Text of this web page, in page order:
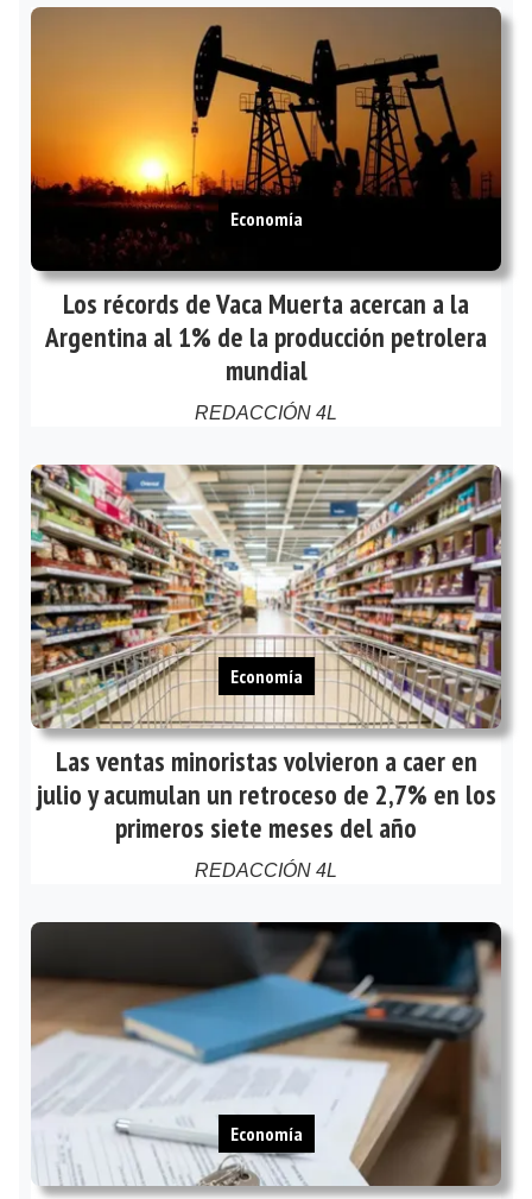
Los récords de Vaca Muerta acercan a la
Argentina al 1% de la producción petrolera
mundial
REDACCIÓN 4L
Economía
Las ventas minoristas volvieron a caer en
julio y acumulan un retroceso de 2,7% en los
primeros siete meses del año
REDACCIÓN 4L
Economía
Economía